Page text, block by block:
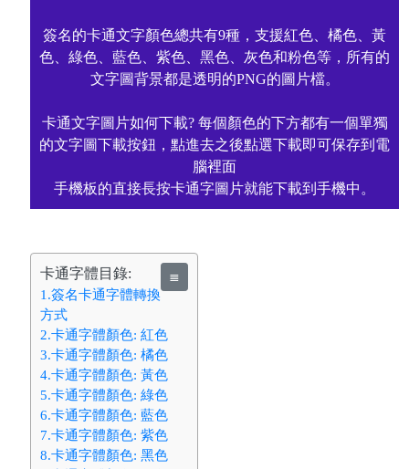
簽名的卡通文字顏色總共有9種，支援紅色、橘色、黃
色、綠色、藍色、紫色、黑色、灰色和粉色等，所有的
文字圖背景都是透明的PNG的圖片檔。
卡通文字圖片如何下載? 每個顏色的下方都有一個單獨
的文字圖下載按鈕，點進去之後點選下載即可保存到電
腦裡面
手機板的直接長按卡通字圖片就能下載到手機中。
卡通字體目錄: ≣
1.簽名卡通字體轉換
方式
2.卡通字體顏色: 紅色
3.卡通字體顏色: 橘色
4.卡通字體顏色: 黃色
5.卡通字體顏色: 綠色
6.卡通字體顏色: 藍色
7.卡通字體顏色: 紫色
8.卡通字體顏色: 黑色